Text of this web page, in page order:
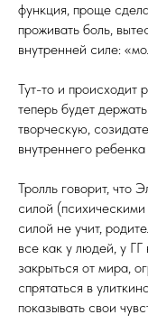
функция, проще
проживать боль,
внутренней силе:
Тут-то и происходит
теперь будет
творческую,
внутреннего
Тролль говорит, что
силой
силой не учит,
все как у людей, у
закрыться от мира,
спрятаться в
показывать свои